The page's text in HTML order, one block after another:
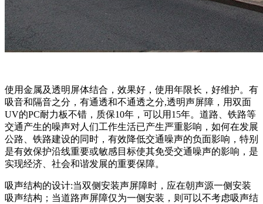
使用金属及透明屏体结合，效果好，使用年限长，好维护。有
吸音和隔音之分，有通透和不通透之分,透明声屏障，用双面
UV的PC耐力板不错，质保10年，可以用15年。道路、铁路等
交通产生的噪声对人们工作生活已产生严重影响，如何在发展
公路、铁路建设的同时，有效降低交通噪声的负面影响，特别
是有效保护沿线重要或敏感目标使其免受交通噪声的影响，是
实现经济、社会和谐发展的重要保障。
吸声结构的设计:当双侧安装声屏障时，应在朝声源一侧安装
吸声结构；当道路声屏障仅为一侧安装，则可以不考虑吸声结